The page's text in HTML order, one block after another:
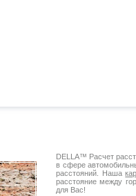
DELLA™ Расчет
в сфере
расстояний. Наша
расстояние между
для Вас!